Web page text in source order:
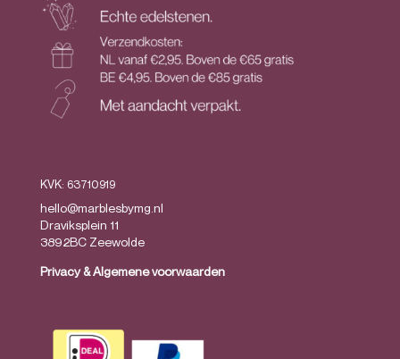
KVK: 63710919
hello@marblesbymg.nl
Draviksplein 11
3892BC Zeewolde
Privacy&Algemene voorwaarden